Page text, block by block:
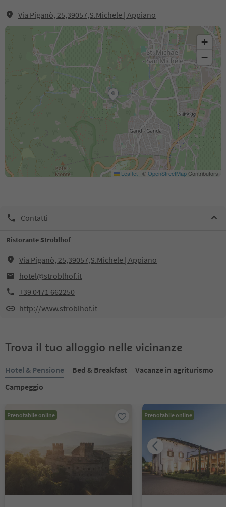
Via Piganò, 25,39057,S.Michele | Appiano
+
−
Leaflet | ©OpenStreetMapContributors
Contatti
Ristorante Stroblhof
Via Piganò, 25,39057,S.Michele | Appiano
hotel@stroblhof.it
+39 0471 662250
http://www.stroblhof.it
Trova il tuo alloggio nelle vicinanze
Hotel & Pensione Bed & Breakfast
Vacanze in agriturismo
Campeggio
Prenotabile online Prenotabile online